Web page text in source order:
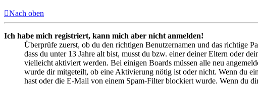
Nach oben
Ich habe mich registriert, kann mich aber nicht anmelden!
Überprüfe zuerst, ob du den richtigen Benutzernamen und das richtige
dass du unter 13 Jahre alt bist, musst du bzw. einer deiner Eltern oder
vielleicht aktiviert werden. Bei einigen Boards müssen alle neu
wurde dir mitgeteilt, ob eine Aktivierung nötig ist oder nicht. Wenn du
hast oder die E-Mail von einem Spam-Filter blockiert wurde. Wenn du